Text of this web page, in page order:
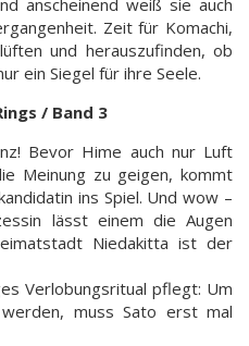
Zeit für Komachi,
und herauszufinden, ob
ein Siegel für ihre Seele.
/ Band 3
Bevor Hime auch nur Luft
Meinung zu geigen, kommt
ins Spiel. Und wow –
lässt einem die Augen
Niedakitta ist der
Verlobungsritual pflegt: Um
muss Sato erst mal